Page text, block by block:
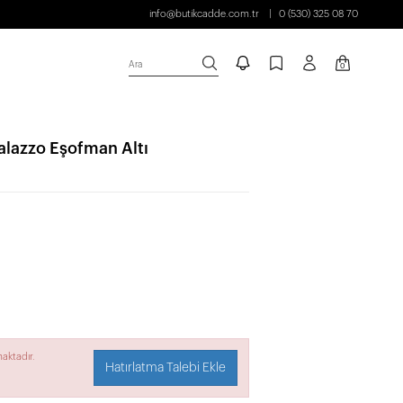
info@butikcadde.com.tr 0 (530) 325 08 70
Ara 0
Eşofman Altı
Hatırlatma Talebi Ekle